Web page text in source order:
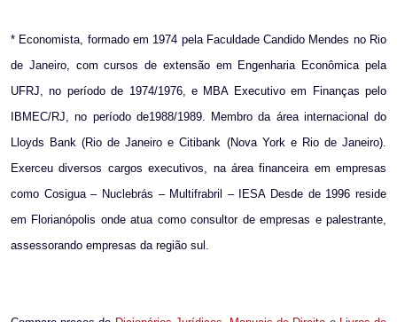
* Economista, formado em 1974 pela Faculdade Candido Mendes no Rio
de Janeiro, com cursos de extensão em Engenharia Econômica pela
UFRJ, no período de 1974/1976, e MBA Executivo em Finanças pelo
IBMEC/RJ, no período de1988/1989. Membro da área internacional do
Lloyds Bank (Rio de Janeiro e Citibank (Nova York e Rio de Janeiro).
Exerceu diversos cargos executivos, na área financeira em empresas
como Cosigua – Nuclebrás – Multifrabril – IESA Desde de 1996 reside
em Florianópolis onde atua como consultor de empresas e palestrante,
assessorando empresas da região sul.